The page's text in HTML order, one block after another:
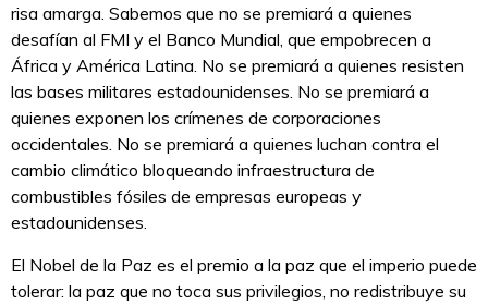
risa amarga. Sabemos que no se premiará a quienes
desafían al FMI y el Banco Mundial, que empobrecen a
África y América Latina. No se premiará a quienes resisten
las bases militares estadounidenses. No se premiará a
quienes exponen los crímenes de corporaciones
occidentales. No se premiará a quienes luchan contra el
cambio climático bloqueando infraestructura de
combustibles fósiles de empresas europeas y
estadounidenses.
El Nobel de la Paz es el premio a la paz que el imperio puede
tolerar: la paz que no toca sus privilegios, no redistribuye su